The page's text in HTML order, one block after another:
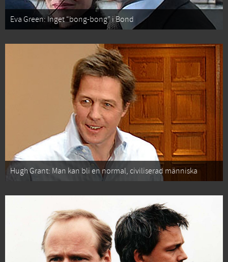
Eva Green: Inget “bong-bong” i Bond
Hugh Grant: Man kan bli en normal, civiliserad människa